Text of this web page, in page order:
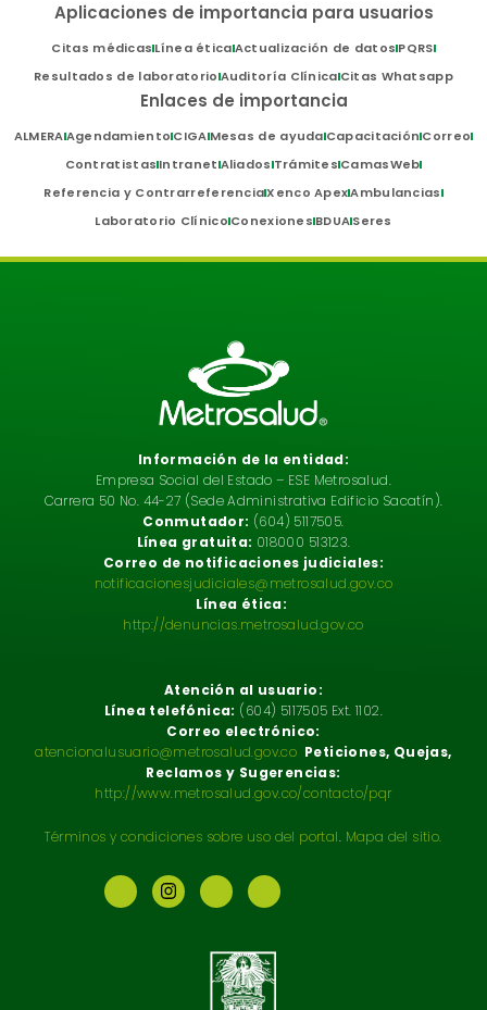
Aplicaciones de importancia para usuarios
Citas médicasLínea éticaActualización de datosPQRS
Resultados de laboratorio Auditoría ClínicaCitas Whatsapp
Enlaces de importancia
ALMERAAgendamientoCIGAMesas de ayudaCapacitaciónCorreo
ContratistasIntranet Aliados TrámitesCamasWeb
Referencia y ContrarreferenciaXenco ApexAmbulancias
Laboratorio Clínico Conexiones BDUASeres
Información de la entidad:
Empresa Social del Estado – ESE Metrosalud.
Carrera 50 No. 44-27 (Sede Administrativa Edificio Sacatín).
Conmutador: (604) 5117505.
Línea gratuita: 018000 513123.
Correo de notificaciones judiciales:
notificacionesjudiciales@metrosalud.gov.co
Línea ética:
http://denuncias.metrosalud.gov.co
Atención al usuario:
Línea telefónica: (604) 5117505 Ext. 1102.
Correo electrónico:
atencionalusuario@metrosalud.gov.co Peticiones, Quejas,
Reclamos y Sugerencias:
http://www.metrosalud.gov.co/contacto/pqr
Términos y condiciones sobre uso del portal. Mapa del sitio.